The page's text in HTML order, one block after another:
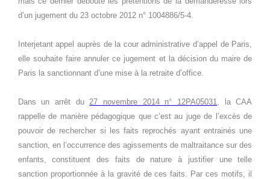
d’un jugement du 23 octobre 2012 n° 1004886/5-4.
Interjetant appel auprès de la cour administrative d’appel de Paris,
elle souhaite faire annuler ce jugement et la décision du maire de
Paris la sanctionnant d’une mise à la retraite d’office.
Dans un arrêt du 27 novembre 2014 n° 12PA05031
, la CAA
rappelle de manière pédagogique que c’est au juge de l’excès de
pouvoir de rechercher si les faits reprochés ayant entrainés une
sanction, en l’occurrence des agissements de maltraitance sur des
enfants, constituent des faits de nature à justifier une telle
sanction proportionnée à la gravité de ces faits. Par ces motifs, il